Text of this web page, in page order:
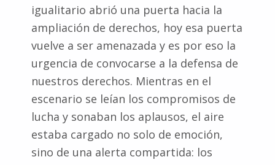
igualitario abrió una puerta hacia la
ampliación de derechos, hoy esa puerta
vuelve a ser amenazada y es por eso la
urgencia de convocarse a la defensa de
nuestros derechos. Mientras en el
escenario se leían los compromisos de
lucha y sonaban los aplausos, el aire
estaba cargado no solo de emoción,
sino de una alerta compartida: los